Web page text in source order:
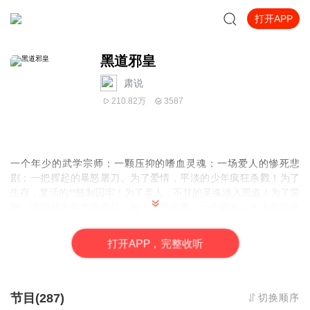
打开APP
黑道邪皇
肃说
210.82万 3587
一个年少的武学宗师；一颗压抑的嗜血灵魂；一场爱人的惨死悲
剧；一把挥起的暴怒屠刀。为了爱情，平淡的少年疯狂杀戮！为了
耀，强悍的主角为国而战！他，外号血鹰，一个拥有八十名全国最
杀手集团征战世界的王者。黑道之上，生命之中，一路走来，一路
打开APP，完整收听
节目(287) 切换顺序